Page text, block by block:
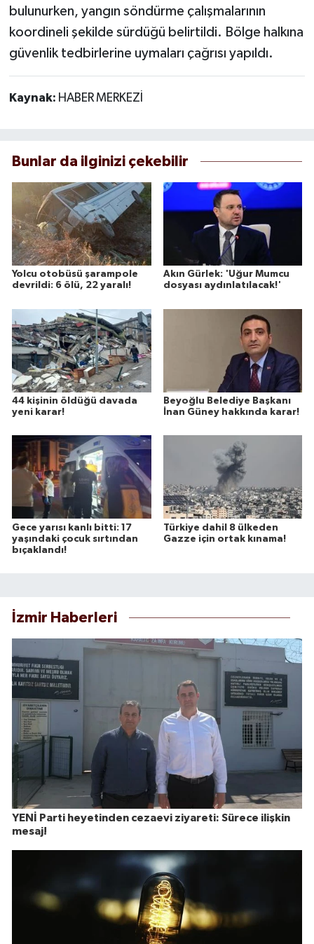
bulunurken, yangın söndürme çalışmalarının
koordineli şekilde sürdüğü belirtildi. Bölge halkına
güvenlik tedbirlerine uymaları çağrısı yapıldı.
Kaynak: HABER MERKEZİ
Bunlar da ilginizi çekebilir
Yolcu otobüsü şarampole
devrildi: 6 ölü, 22 yaralı!
Akın Gürlek: 'Uğur Mumcu
dosyası aydınlatılacak!'
44 kişinin öldüğü davada
yeni karar!
Beyoğlu Belediye Başkanı
İnan Güney hakkında karar!
Gece yarısı kanlı bitti: 17
yaşındaki çocuk sırtından
bıçaklandı!
Türkiye dahil 8 ülkeden
Gazze için ortak kınama!
İzmir Haberleri
YENİ Parti heyetinden cezaevi ziyareti: Sürece ilişkin
mesaj!